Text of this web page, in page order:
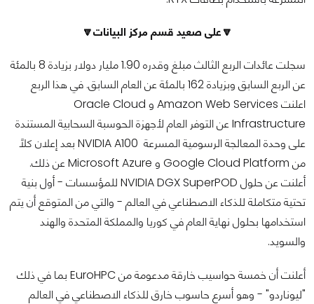
🔽على صعيد قسم مركز البيانات🔽
سجلت عائدات الربع الثالث مبلغ وقدره 1.90 مليار دولار بزيادة 8 بالمئة
عن الربع السابق وبزيادة 162 بالمئة عن العام السابق. في هذا الربع
اعلنت Amazon Web Services و Oracle Cloud
Infrastructure عن التوفر العام لأجهزة الحوسبة السحابية المستندة
على وحدة المعالجة الرسومية المسرعة NVIDIA A100 بعد إعلان كلاً
من Google Cloud Platform و Microsoft Azure عن ذلك.
أعلنت عن حلول NVIDIA DGX SuperPOD للمؤسسات - أول بنية
تحتية متكاملة للذكاء الاصطناعي في العالم - والتي من المتوقع أن يتم
استخدامها بحلول نهاية العام في كوريا والمملكة المتحدة والهند
والسويد.
أعلنت أن خمسة حواسيب خارقة مدعومة من EuroHPC بما في ذلك
"ليوناردو" - وهو أسرع حاسوب خارق للذكاء الاصطناعي في العالم